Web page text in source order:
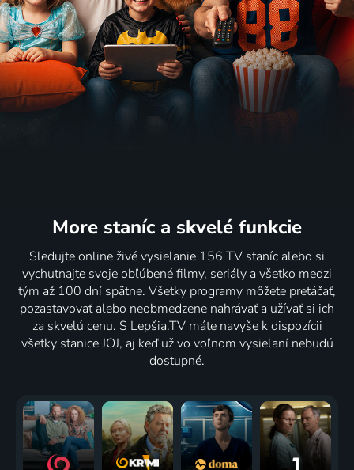
More staníc a skvelé funkcie
Sledujte online živé vysielanie 156 TV staníc alebo si
vychutnajte svoje obľúbené filmy, seriály a všetko medzi
tým až 100 dní spätne. Všetky programy môžete pretáčať,
pozastavovať alebo neobmedzene nahrávať a užívať si ich
za skvelú cenu. S Lepšia.TV máte navyše k dispozícii
všetky stanice JOJ, aj keď už vo voľnom vysielaní nebudú
dostupné.